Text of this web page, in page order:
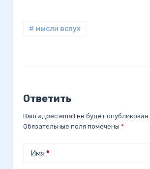
# мысли вслух
Ответить
Ваш адрес email не будет опубликован.
Обязательные поля помечены *
Имя *